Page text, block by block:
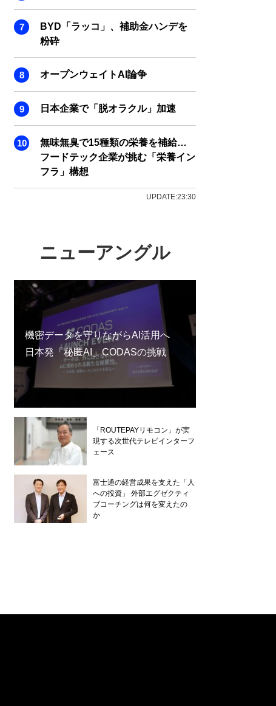
BYD「ラッコ」、補助金ハンデを
粉砕
オープンウェイトAI論争
日本企業で「脱オラクル」加速
無味無臭で15種類の栄養を補給…
フードテック企業が挑む「栄養イン
フラ」構想
UPDATE:23:30
ニューアングル
機密データを守りながらAI活用へ
日本発「秘匿AI」CODASの挑戦
「ROUTEPAYリモコン」が実
現する次世代テレビインターフ
ェース
富士通の経営成果を支えた「人
への投資」 外部エグゼクティ
ブコーチングは何を変えたの
か